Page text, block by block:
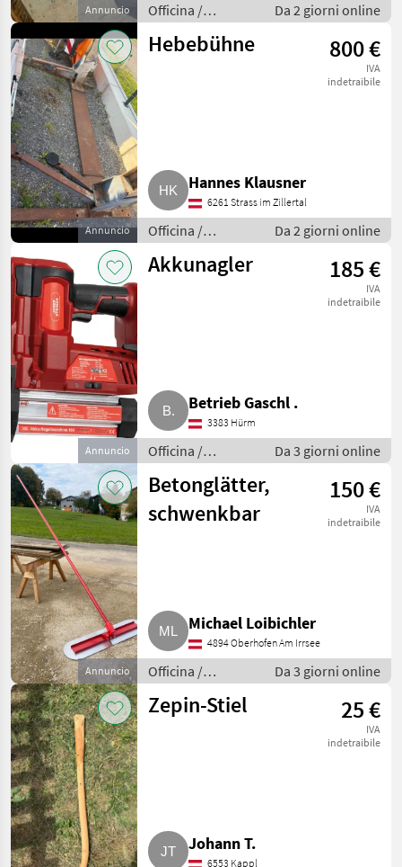
Annuncio
Officina /
Attrezzeria
Da 2 giorni online
Annuncio
Hebebühne 800 €
IVA
indetraibile
Hannes Klausner
6261 Strass im Zillertal
Officina /
Attrezzeria
Da 2 giorni online
Annuncio
Akkunagler 185 €
IVA
indetraibile
Betrieb Gaschl .
3383 Hürm
Officina /
Attrezzeria
Da 3 giorni online
Annuncio
Betonglätter,
schwenkbar
150 €
IVA
indetraibile
Michael Loibichler
4894 Oberhofen Am Irrsee
Officina /
Attrezzeria
Da 3 giorni online
Zepin-Stiel 25 €
IVA
indetraibile
Johann T.
6553 Kappl